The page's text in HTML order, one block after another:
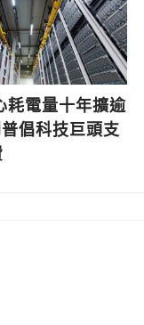
耗電量十年擴逾
倡科技巨頭支